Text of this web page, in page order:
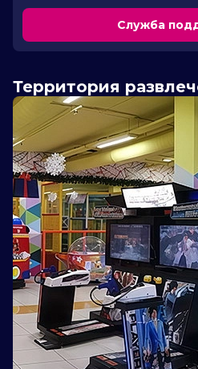
Служба
Территория